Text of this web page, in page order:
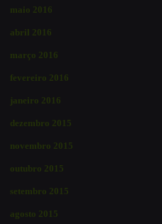
maio 2016
abril 2016
março 2016
fevereiro 2016
janeiro 2016
dezembro 2015
novembro 2015
outubro 2015
setembro 2015
agosto 2015